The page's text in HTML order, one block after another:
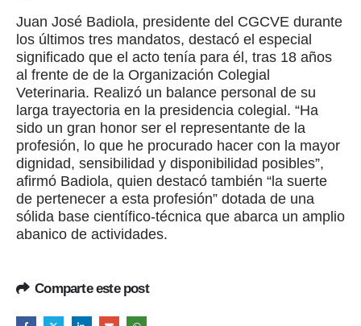
Juan José Badiola, presidente del CGCVE durante
los últimos tres mandatos, destacó el especial
significado que el acto tenía para él, tras 18 años
al frente de de la Organización Colegial
Veterinaria. Realizó un balance personal de su
larga trayectoria en la presidencia colegial. “Ha
sido un gran honor ser el representante de la
profesión, lo que he procurado hacer con la mayor
dignidad, sensibilidad y disponibilidad posibles”,
afirmó Badiola, quien destacó también “la suerte
de pertenecer a esta profesión” dotada de una
sólida base científico-técnica que abarca un amplio
abanico de actividades.
Comparte este post